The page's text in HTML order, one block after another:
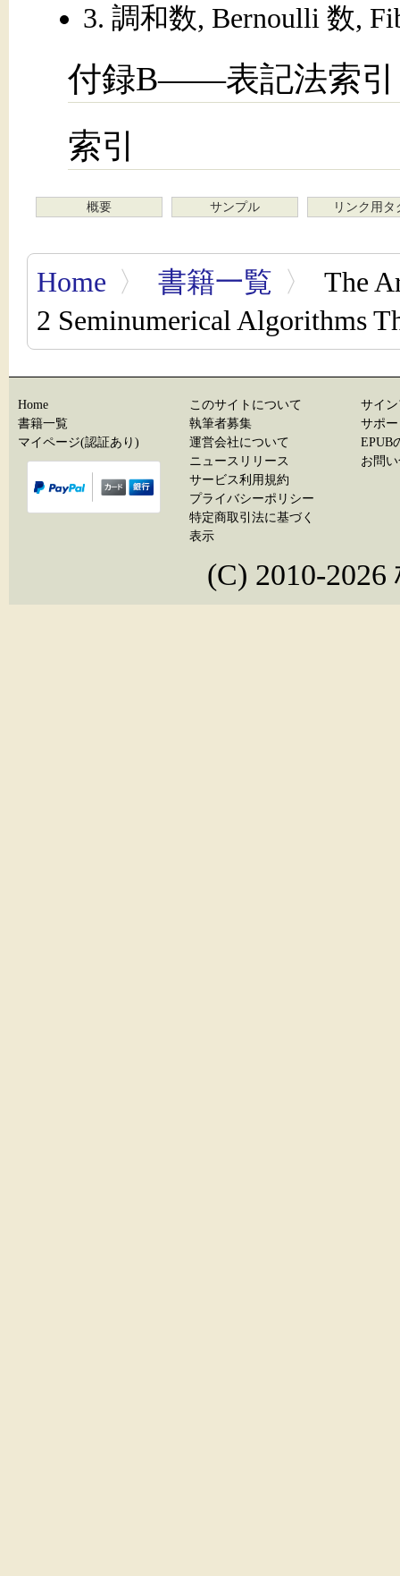
3. 調和数, Bernoulli 数,
付録B——表記法索引
索引
概要 サンプル リンク用タ
Home 〉 書籍一覧 〉
The
2 Seminumerical Algorithms
Home
書籍一覧
マイページ(認証あり)
このサイトについて
執筆者募集
運営会社について
ニュースリリース
サービス利用規約
プライバシーポリシー
特定商取引法に基づく
表示
サイ
サポ
EPUB
お問
(C) 2010-